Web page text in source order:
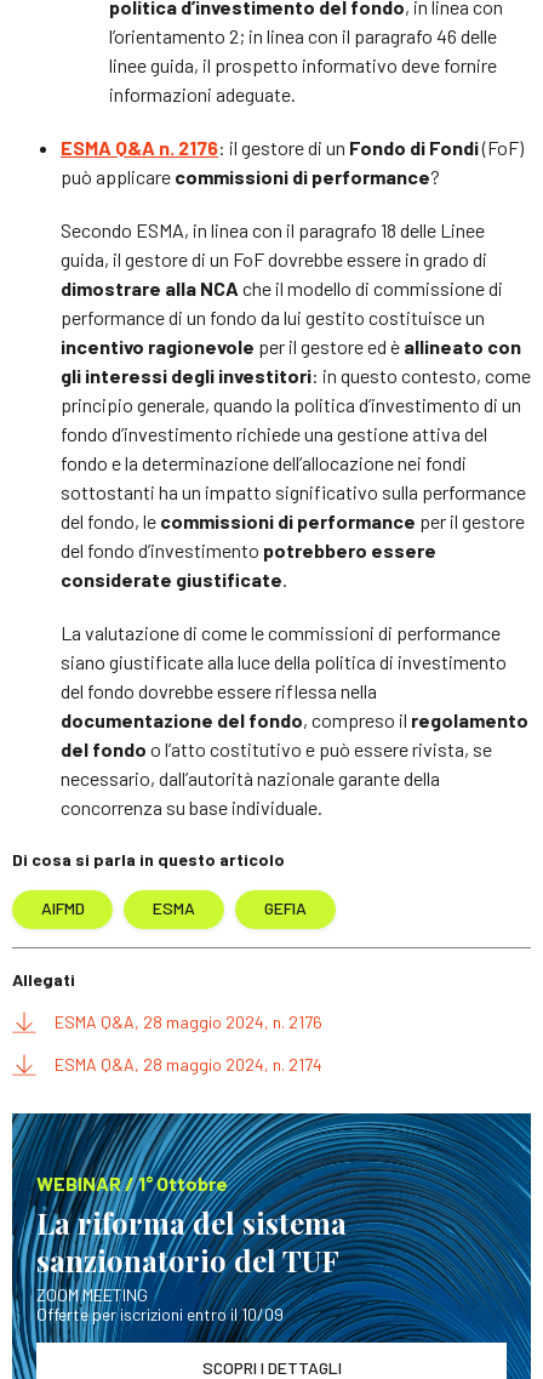
politica d’investimento del fondo, in linea con
l’orientamento 2; in linea con il paragrafo 46 delle
linee guida, il prospetto informativo deve fornire
informazioni adeguate.
ESMA Q&A n. 2176: il gestore di un Fondo di Fondi(FoF)
può applicare commissioni di performance?
Secondo ESMA, in linea con il paragrafo 18 delle Linee
guida, il gestore di un FoF dovrebbe essere in grado di
dimostrare alla NCA che il modello di commissione di
performance di un fondo da lui gestito costituisce un
incentivo ragionevole per il gestore ed è allineato con
gli interessi degli investitori: in questo contesto, come
principio generale, quando la politica d’investimento di un
fondo d’investimento richiede una gestione attiva del
fondo e la determinazione dell’allocazione nei fondi
sottostanti ha un impatto significativo sulla performance
del fondo, le commissioni di performance per il gestore
del fondo d’investimento potrebbero essere
considerate giustificate.
La valutazione di come le commissioni di performance
siano giustificate alla luce della politica di investimento
del fondo dovrebbe essere riflessa nella
documentazione del fondo, compreso il regolamento
del fondo o l’atto costitutivo e può essere rivista, se
necessario, dall’autorità nazionale garante della
concorrenza su base individuale.
Di cosa si parla in questo articolo
AIFMD ESMA GEFIA
Allegati
ESMA Q&A, 28 maggio 2024, n. 2176
ESMA Q&A, 28 maggio 2024, n. 2174
WEBINAR / 1° Ottobre
La riforma del sistema
sanzionatorio del TUF
ZOOM MEETING
Offerte per iscrizioni entro il 10/09
SCOPRI I DETTAGLI